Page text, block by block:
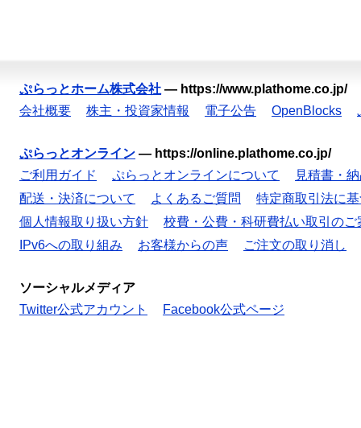
ぷらっとホーム株式会社 — https://www.plathome.co.jp/
会社概要
株主・投資家情報 電子公告 OpenBlocks
ぷらっとオンライン — https://online.plathome.co.jp/
ご利用ガイド
ぷらっとオンラインについて
見積書・
配送・決済について
よくあるご質問
特定商取引法に
個人情報取り扱い方針
校費・公費・科研費払い取引のご
IPv6への取り組み
お客様からの声 ご注文の取り消し
ソーシャルメディア
Twitter公式アカウント
Facebook公式ページ